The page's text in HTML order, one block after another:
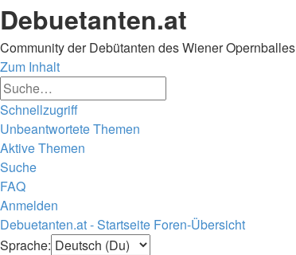
Debuetanten.at
Community der Debütanten des Wiener Opernballes
Zum Inhalt
Schnellzugriff
Unbeantwortete Themen
Aktive Themen
Suche
FAQ
Anmelden
Debuetanten.at - Startseite Foren-Übersicht
Suche
Sprache: